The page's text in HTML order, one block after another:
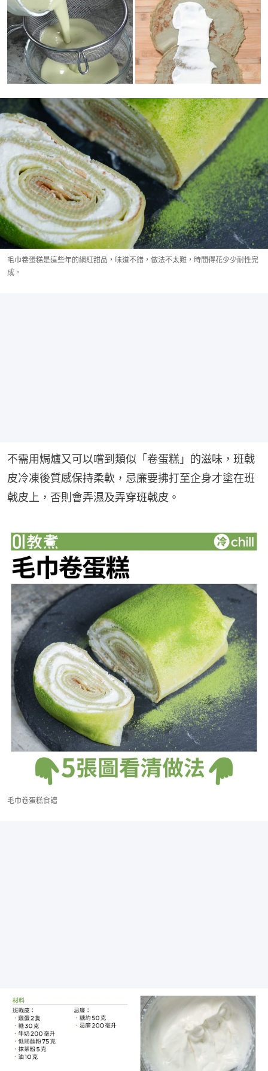
毛巾卷蛋糕是這些年的網紅甜品，味道不錯，做法不太難，時間得花少少耐性完
成。
不需用焗爐又可以嚐到類似「卷蛋糕」的滋味，班戟
皮冷凍後質感保持柔軟，忌廉要拂打至企身才塗在班
戟皮上，否則會弄濕及弄穿班戟皮。
毛巾卷蛋糕食譜